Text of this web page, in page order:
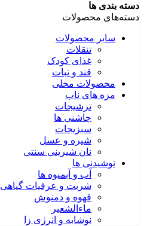
دسته بندی ها
دسته‌های محصولات
سایر محصولات
تنقلات
غذای کودک
قند و نبات
محصولات محلی
مزه های ناب
ترشیجات
چاشنی ها
سبزیجات
شیره و عسل
نان شیرینی سنتی
نوشیدنی ها
آب و آبمیوه ها
شربت و عرقیات گیاهی
قهوه و دمنوش
ماءالشعیر
نوشابه و انرژی زا